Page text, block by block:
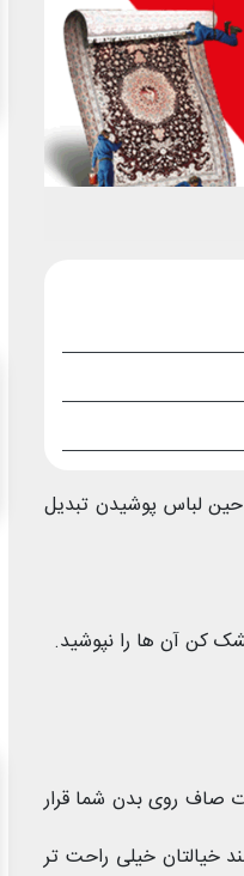
حین لباس پوشیدن تبدیل
کن آن ها را نپوشید.
صاف روی بدن شما قرار
خیالتان خیلی راحت تر